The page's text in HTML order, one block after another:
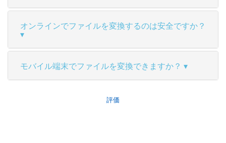
オンラインでファイルを変換するのは安全ですか？
モバイル端末でファイルを変換できますか？
評価